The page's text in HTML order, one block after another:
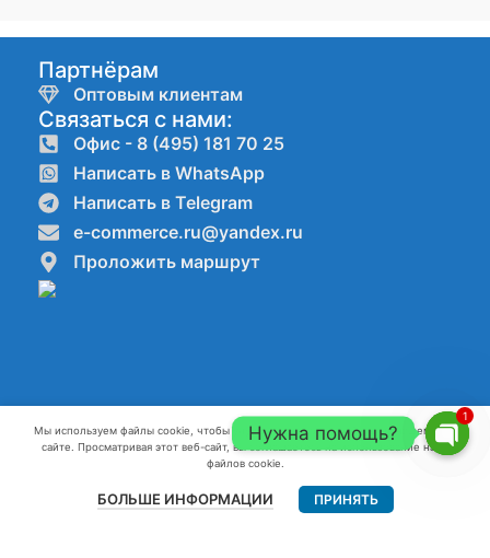
Партнёрам
Оптовым клиентам
Связаться с нами:
Офис - 8 (495) 181 70 25
Написать в WhatsApp
Написать в Telegram
e-commerce.ru@yandex.ru
Проложить маршрут
Компании ООО"КАНАТ" ИНН:7720861623 ОГРН:1227700082796 г.
Москва 2022-2026 г.
Мы используем файлы cookie, чтобы улучшить ваш опыт работы на нашем веб-
сайте. Просматривая этот веб-сайт, вы соглашаетесь на использование нами
файлов cookie.
БОЛЬШЕ ИНФОРМАЦИИ ПРИНЯТЬ
Разработка и продвижение сайтов webseed.ru
Главная Меню Контакты
Нужна помощь?
Open
1